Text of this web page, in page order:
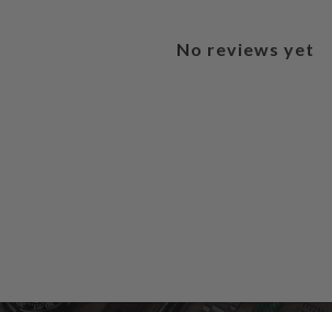
No reviews yet